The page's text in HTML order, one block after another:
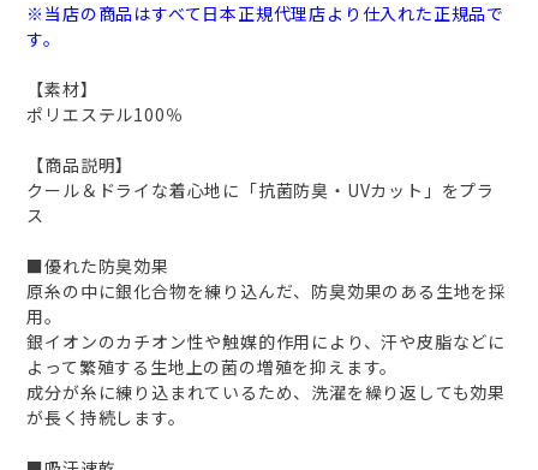
※当店の商品はすべて日本正規代理店より仕入れた正規品で
す。
【素材】
ポリエステル100％
【商品説明】
クール＆ドライな着心地に「抗菌防臭・UVカット」をプラ
ス
■優れた防臭効果
原糸の中に銀化合物を練り込んだ、防臭効果のある生地を採
用。
銀イオンのカチオン性や触媒的作用により、汗や皮脂などに
よって繁殖する生地上の菌の増殖を抑えます。
成分が糸に練り込まれているため、洗濯を繰り返しても効果
が長く持続します。